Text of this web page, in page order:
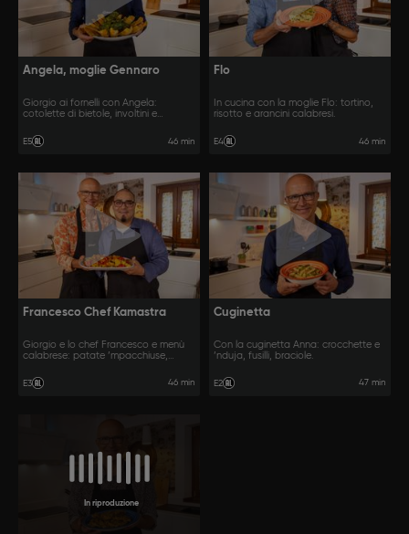
Angela, moglie Gennaro
Giorgio ai fornelli con Angela:
cotolette di bietole, involtini e
E5 46 min
Flo
In cucina con la moglie Flo: tortino,
risotto e arancini calabresi.
E4 46 min
Francesco Chef Kamastra
Giorgio e lo chef Francesco e menù
calabrese: patate ’mpacchiuse,
E3 46 min
Cuginetta
Con la cuginetta Anna: crocchette e
’nduja, fusilli, braciole.
E2 47 min
In riproduzione